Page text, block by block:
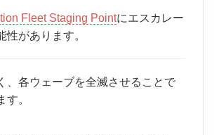
Fleet Staging Pointにエスカレー
性があります。
、各ウェーブを全滅させることで
す。